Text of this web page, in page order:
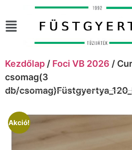
Kezdőlap / Foci VB 2026 /
csomag(3
db/
Akció!